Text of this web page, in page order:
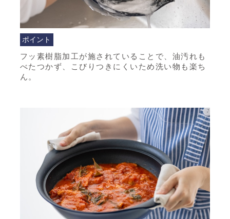
ポイント
フッ素樹脂加工が施されていることで、油汚れも
べたつかず、こびりつきにくいため洗い物も楽ち
ん。